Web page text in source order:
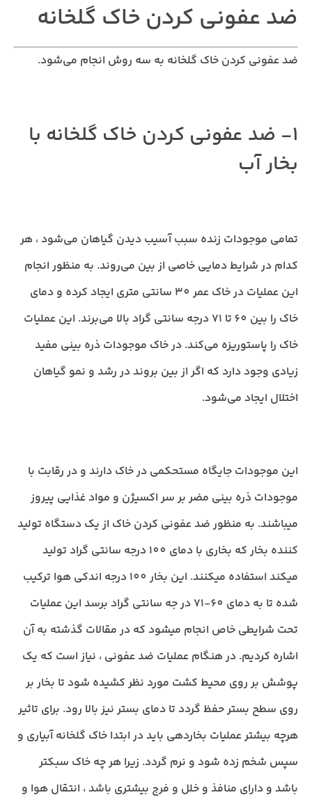
ضد عفونی کردن خاک گلخانه
ضد عفونی کردن خاک گلخانه به سه روش انجام می‌شود.
1- ضد عفونی کردن خاک گلخانه با
بخار آب
تمامی موجودات زنده سبب آسیب دیدن گیاهان می‌شود ، هر
کدام در شرایط دمایی خاصی از بین می‌روند. به منظور انجام
این عملیات در خاک عمر 30 سانتی متری ایجاد کرده و دمای
خاک را بین 60 تا 71 درجه سانتی گراد بالا می‌برند. این عملیات
خاک را پاستوریزه می‌کند. در خاک موجودات ذره بینی مفید
زیادی وجود دارد که اگر از بین بروند در رشد و نمو گیاهان
اختلال ایجاد می‌شود.
این موجودات جایگاه مستحکمی در خاک دارند و در رقابت با
موجودات ذره بینی مضر بر سر اکسیژن و مواد غذایی پیروز
میباشند. به منظور ضد عفونی کردن خاک از یک دستگاه تولید
کننده بخار که بخاری با دمای 100 درجه سانتی گراد تولید
میکند استفاده میکنند. این بخار 100 درجه اندکی هوا ترکیب
شده تا به دمای 60-71 در جه سانتی گراد برسد این عملیات
تحت شرایطی خاص انجام میشود که در مقالات گذشته به آن
اشاره کردیم. در هنگام عملیات ضد عفونی ، نیاز است که یک
پوشش بر روی محیط کشت مورد نظر کشیده شود تا بخار بر
روی سطح بستر حفظ گردد تا دمای بستر نیز بالا رود. برای تاثیر
هرچه بیشتر عملیات بخاردهی باید در ابتدا خاک گلخانه آبیاری و
سپس شخم زده شود و نرم گردد. زیرا هر چه خاک سبکتر
باشد و دارای منافذ و خلل و فرج بیشتری باشد ، انتقال هوا و